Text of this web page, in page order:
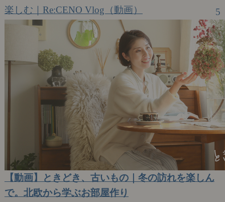
楽しむ｜Re:CENO Vlog（動画）
5
【動画】ときどき、古いもの｜冬の訪れを楽しん
で。北欧から学ぶお部屋作り